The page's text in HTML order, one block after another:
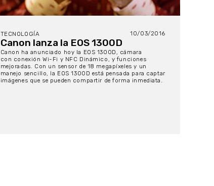
TECNOLOGÍA 10/03/2016
Canon lanza la EOS 1300D
Canon ha anunciado hoy la EOS 1300D, cámara
con conexión Wi-Fi y NFC Dinámico, y funciones
mejoradas. Con un sensor de 18 megapíxeles y un
manejo sencillo, la EOS 1300D está pensada para captar
imágenes que se pueden compartir de forma inmediata.